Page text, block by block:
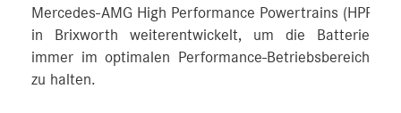
Mercedes‑AMG High Performance Powertrains (HPP)
in Brixworth weiterentwickelt, um die Batterie
immer im optimalen Performance-Betriebsbereich
zu halten.